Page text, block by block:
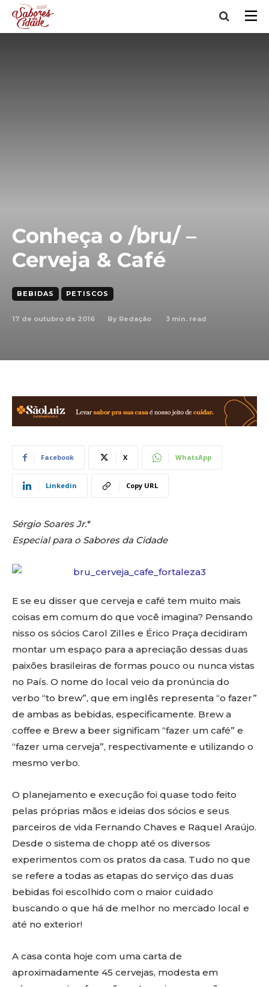
Conheça o /bru/ –
Cerveja & Café
BEBIDAS PETISCOS
17 de outubro de 2016 By Redação 3 min. read
Facebook X WhatsApp
Linkedin Copy URL
Sérgio Soares Jr.*
Especial para o Sabores da Cidade
E se eu disser que cerveja e café tem muito mais
coisas em comum do que você imagina? Pensando
nisso os sócios Carol Zilles e Érico Praça decidiram
montar um espaço para a apreciação dessas duas
paixões brasileiras de formas pouco ou nunca vistas
no País. O nome do local veio da pronúncia do
verbo “to brew”, que em inglês representa “o fazer”
de ambas as bebidas, especificamente. Brew a
coffee e Brew a beer significam “fazer um café” e
“fazer uma cerveja”, respectivamente e utilizando o
mesmo verbo.
O planejamento e execução foi quase todo feito
pelas próprias mãos e ideias dos sócios e seus
parceiros de vida Fernando Chaves e Raquel Araújo.
Desde o sistema de chopp até os diversos
experimentos com os pratos da casa. Tudo no que
se refere a todas as etapas do serviço das duas
bebidas foi escolhido com o maior cuidado
buscando o que há de melhor no mercado local e
até no exterior!
A casa conta hoje com uma carta de
aproximadamente 45 cervejas, modesta em